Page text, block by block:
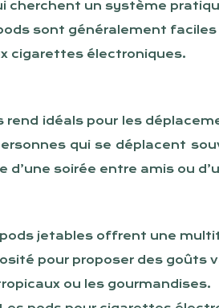
cherchent un système
sont généralement
cigarettes électroniques.
idéals pour les
qui se déplacent
d’une soirée entre amis ou
pods jetables offrent une
pour proposer des goûts
ou les gourmandises.